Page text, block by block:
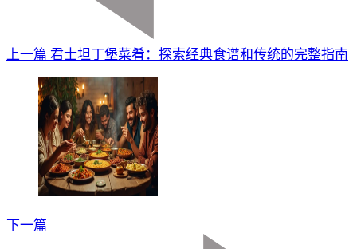
上一篇 君士坦丁堡菜肴：探索经典食谱和传统的完整指南
下一篇